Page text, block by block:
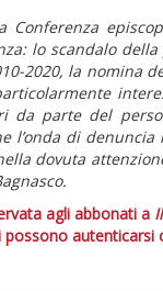
Conferenza
lo scandalo
2020, la nomina
da parte del
l’onda di
dovuta
agli abbonati a
possono